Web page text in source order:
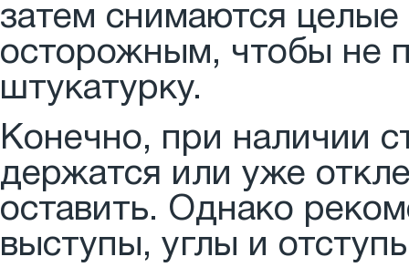
затем снимаются
осторожным, чтобы не
штукатурку.
Конечно, при наличии
держатся или уже
оставить. Однако
выступы, углы и